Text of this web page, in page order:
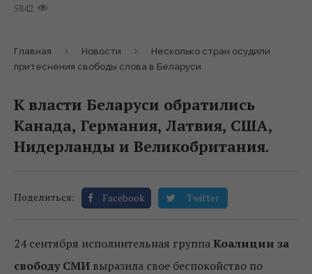
5842
Главная Новости
Несколько стран осудили
притеснения свободы слова в Беларуси
К власти Беларуси обратились
Канада, Германия, Латвия, США,
Нидерланды и Великобритания.
Поделиться: Facebook Twitter
24 сентября исполнительная группа Коалиции за
свободу СМИ выразила свое беспокойство по